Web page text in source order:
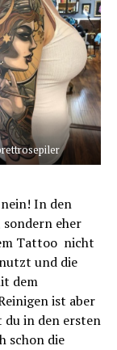
nein! In den
eher
Tattoo nicht
und die
dem
ist aber
du in den ersten
schon die